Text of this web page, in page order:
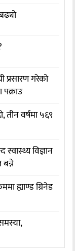
प्रसारण गरेको
तीन वर्षमा ५६९
विज्ञान
ह्याण्ड ग्रिनेड